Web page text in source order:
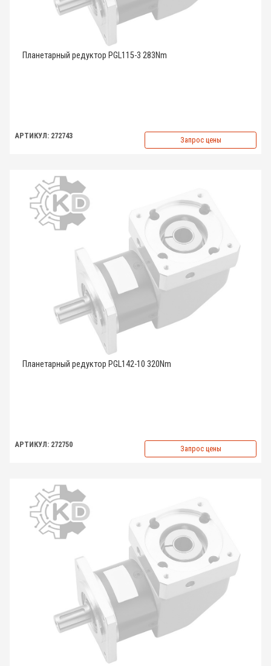
Планетарный редуктор PGL115-3 283Nm
АРТИКУЛ: 272743 Запрос цены
Планетарный редуктор PGL142-10 320Nm
АРТИКУЛ: 272750 Запрос цены